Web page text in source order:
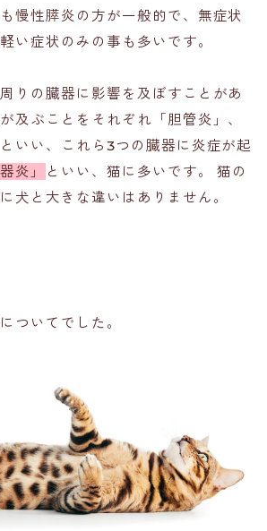
慢性膵炎の方が一般的で、無症状
い症状のみの事も多いです。
りの臓器に影響を及ぼすことがあ
及ぶことをそれぞれ「胆管炎」、
といい、これら3つの臓器に炎症が起
炎」
といい、猫に多いです。 猫の
犬と大きな違いはありません。
ついてでした。